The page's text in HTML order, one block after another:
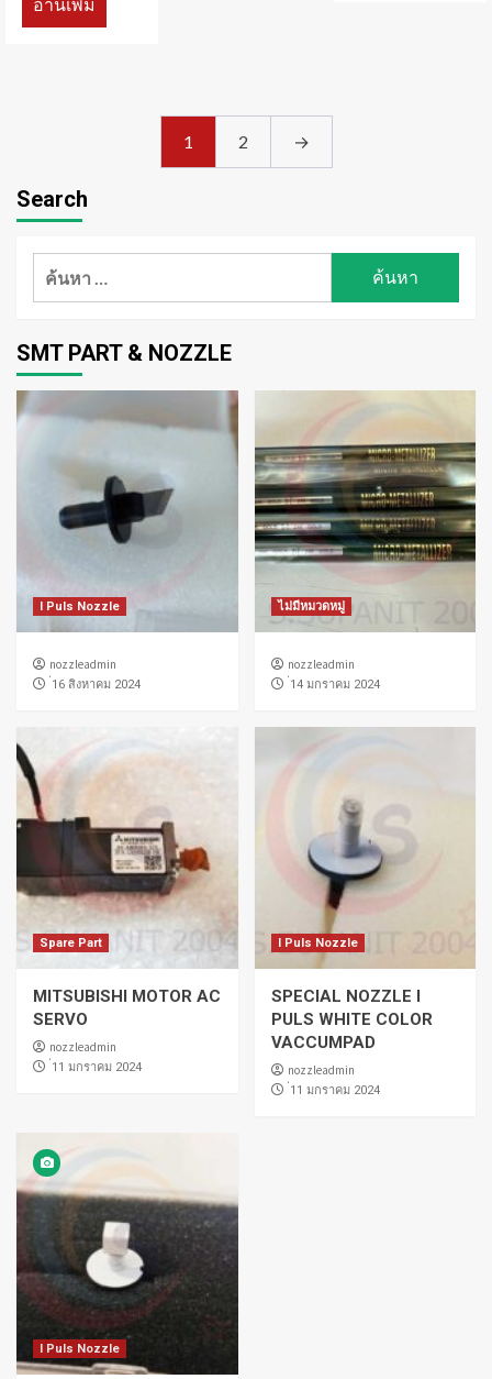
1 2 →
Search
ค้นหา
SMT PART & NOZZLE
I Puls Nozzle
nozzleadmin
่16 สิงหาคม 2024
ไม่มีหมวดหมู่
nozzleadmin
่14 มกราคม 2024
Spare Part
MITSUBISHI MOTOR AC
SERVO
nozzleadmin
่11 มกราคม 2024
I Puls Nozzle
SPECIAL NOZZLE I
PULS WHITE COLOR
VACCUMPAD
nozzleadmin
่11 มกราคม 2024
I Puls Nozzle